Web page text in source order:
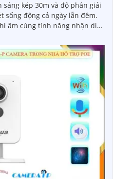
kép 30m và độ phân giải
sống động cả ngày lẫn đêm.
âm cùng tính năng nhận diện